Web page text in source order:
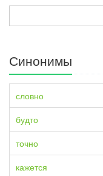
Синонимы
словно
будто
точно
кажется